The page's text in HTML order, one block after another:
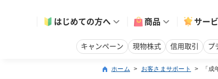
はじめての方へ 商品 サー
キャンペーン 現物株式 信用取引 プ
ホーム > お客さまサポート > 「成